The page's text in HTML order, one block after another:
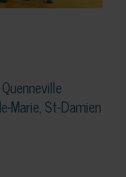
Marie, St-Damien